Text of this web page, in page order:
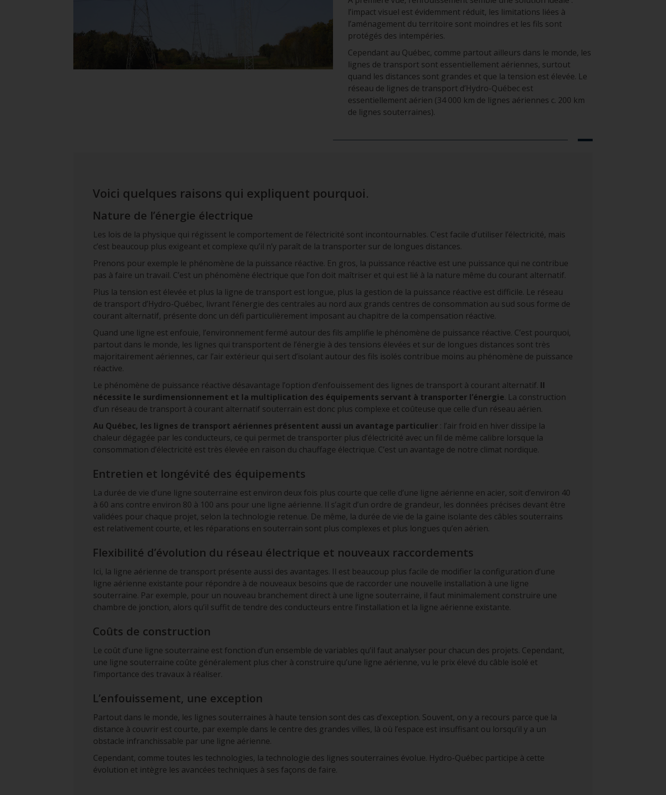
l’impact visuel est évidemment réduit, les limitations liées à
l’aménagement du territoire sont moindres et les fils sont
protégés des intempéries.
Cependant au Québec, comme partout ailleurs dans le monde, les
lignes de transport sont essentiellement aériennes, surtout
quand les distances sont grandes et que la tension est élevée. Le
réseau de lignes de transport d’Hydro-Québec est
essentiellement aérien (34 000 km de lignes aériennes c. 200 km
de lignes souterraines).
Voici quelques raisons qui expliquent pourquoi.
Nature de l’énergie électrique
Les lois de la physique qui régissent le comportement de l’électricité sont incontournables. C’est facile d’utiliser l’électricité, mais
c’est beaucoup plus exigeant et complexe qu’il n’y paraît de la transporter sur de longues distances.
Prenons pour exemple le phénomène de la puissance réactive. En gros, la puissance réactive est une puissance qui ne contribue
pas à faire un travail. C’est un phénomène électrique que l’on doit maîtriser et qui est lié à la nature même du courant alternatif.
Plus la tension est élevée et plus la ligne de transport est longue, plus la gestion de la puissance réactive est difficile. Le réseau
de transport d’Hydro-Québec, livrant l’énergie des centrales au nord aux grands centres de consommation au sud sous forme de
courant alternatif, présente donc un défi particulièrement imposant au chapitre de la compensation réactive.
Quand une ligne est enfouie, l’environnement fermé autour des fils amplifie le phénomène de puissance réactive. C’est pourquoi,
partout dans le monde, les lignes qui transportent de l’énergie à des tensions élevées et sur de longues distances sont très
majoritairement aériennes, car l’air extérieur qui sert d’isolant autour des fils isolés contribue moins au phénomène de puissance
réactive.
Le phénomène de puissance réactive désavantage l’option d’enfouissement des lignes de transport à courant alternatif. Il
nécessite le surdimensionnement et la multiplication des équipements servant à transporter l’énergie. La construction
d’un réseau de transport à courant alternatif souterrain est donc plus complexe et coûteuse que celle d’un réseau aérien.
Au Québec, les lignes de transport aériennes présentent aussi un avantage particulier : l’air froid en hiver dissipe la
chaleur dégagée par les conducteurs, ce qui permet de transporter plus d’électricité avec un fil de même calibre lorsque la
consommation d’électricité est très élevée en raison du chauffage électrique. C’est un avantage de notre climat nordique.
Entretien et longévité des équipements
La durée de vie d’une ligne souterraine est environ deux fois plus courte que celle d’une ligne aérienne en acier, soit d’environ 40
à 60 ans contre environ 80 à 100 ans pour une ligne aérienne. Il s’agit d’un ordre de grandeur, les données précises devant être
validées pour chaque projet, selon la technologie retenue. De même, la durée de vie de la gaine isolante des câbles souterrains
est relativement courte, et les réparations en souterrain sont plus complexes et plus longues qu’en aérien.
Flexibilité d’évolution du réseau électrique et nouveaux raccordements
Ici, la ligne aérienne de transport présente aussi des avantages. Il est beaucoup plus facile de modifier la configuration d’une
ligne aérienne existante pour répondre à de nouveaux besoins que de raccorder une nouvelle installation à une ligne
souterraine. Par exemple, pour un nouveau branchement direct à une ligne souterraine, il faut minimalement construire une
chambre de jonction, alors qu’il suffit de tendre des conducteurs entre l’installation et la ligne aérienne existante.
Coûts de construction
Le coût d’une ligne souterraine est fonction d’un ensemble de variables qu’il faut analyser pour chacun des projets. Cependant,
une ligne souterraine coûte généralement plus cher à construire qu’une ligne aérienne, vu le prix élevé du câble isolé et
l’importance des travaux à réaliser.
L’enfouissement, une exception
Partout dans le monde, les lignes souterraines à haute tension sont des cas d’exception. Souvent, on y a recours parce que la
distance à couvrir est courte, par exemple dans le centre des grandes villes, là où l’espace est insuffisant ou lorsqu’il y a un
obstacle infranchissable par une ligne aérienne.
Cependant, comme toutes les technologies, la technologie des lignes souterraines évolue. Hydro-Québec participe à cette
évolution et intègre les avancées techniques à ses façons de faire.